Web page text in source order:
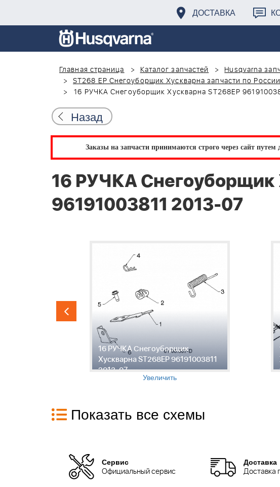
ДОСТАВКА
Главная страница
Каталог запчастей Husqvarna
ST268 EP Снегоуборщик Хускварна запчасти по России
16 РУЧКА Снегоуборщик Хускварна ST268EP
Назад
Заказы на запчасти принимаются строго через сайт путем
16 РУЧКА Снегоуборщик
96191003811 2013-07
16 РУЧКА Снегоуборщик
Хускварна ST268EP 96191003811
2013-07
Увеличить
Показать все схемы
Сервис
Официальный сервис
Доставка
Доставка